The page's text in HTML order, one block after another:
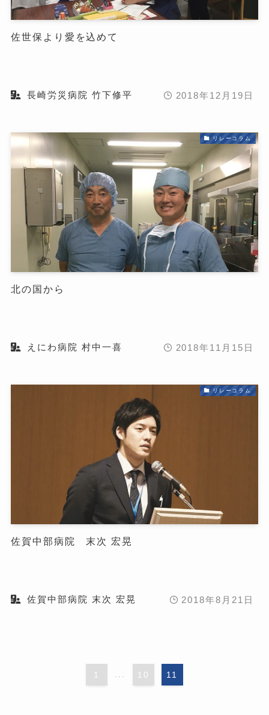
佐世保より愛を込めて
長崎労災病院 竹下修平 2018年12月19日
リレーコラム
北の国から
えにわ病院 村中一喜 2018年11月15日
リレーコラム
佐賀中部病院 末次 宏晃
佐賀中部病院 末次 宏晃 2018年8月21日
1 10 11